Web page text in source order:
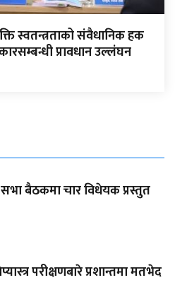
स्वतन्त्रताको संवैधानिक हक
प्रावधान उल्लंघन
सभा बैठकमा चार विधेयक प्रस्तुत
परीक्षणबारे प्रशान्तमा मतभेद